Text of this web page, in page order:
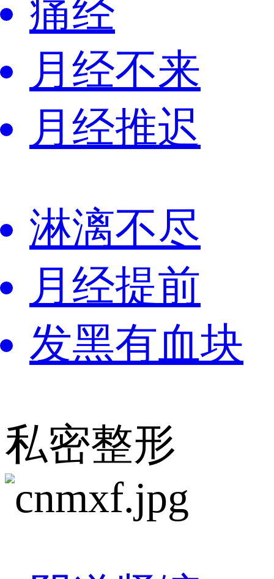
痛经
月经不来
月经推迟
淋漓不尽
月经提前
发黑有血块
私密整形